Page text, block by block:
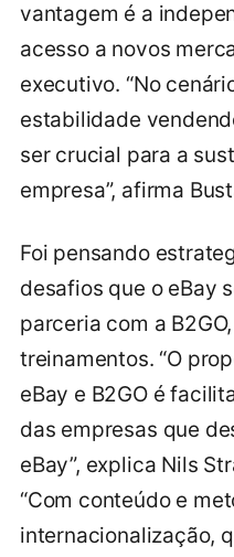
vantagem é a
acesso a novos
executivo. “No
estabilidade
ser crucial para a
empresa”, afirma
Foi pensando
desafios que o eBay
parceria com a
treinamentos. “O
eBay e B2GO é
das empresas que
eBay”, explica Nils
“Com conteúdo e
internacionalização,